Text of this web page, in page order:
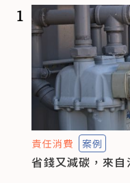
1
責任消費 案例
省錢又減碳，來自